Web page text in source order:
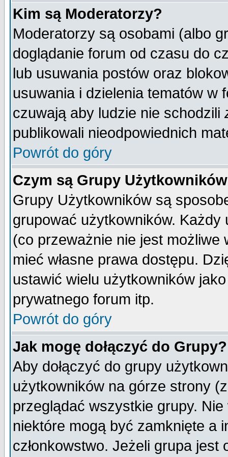
Kim są Moderatorzy?
Moderatorzy są osobami (albo
doglądanie forum od czasu do
lub usuwania postów oraz
usuwania i dzielenia tematów w
czuwają aby ludzie nie schodzili
publikowali nieodpowiednich
Powrót do góry
Czym są Grupy
Grupy Użytkowników są
grupować użytkowników.
(co przeważnie nie jest
mieć własne prawa dostępu.
ustawić wielu użytkowników
prywatnego forum itp.
Powrót do góry
Jak mogę dołączyć do Grupy?
Aby dołączyć do grupy
użytkowników na górze strony
przeglądać wszystkie grupy.
niektóre mogą być zamknięte a
członkowstwo. Jeżeli grupa